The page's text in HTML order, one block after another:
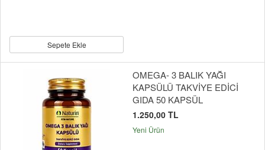
Sepete Ekle
OMEGA- 3 BALIK YAĞI
KAPSÜLÜ TAKVİYE EDİCİ
GIDA 50 KAPSÜL
1.250,00 TL
Yeni Ürün